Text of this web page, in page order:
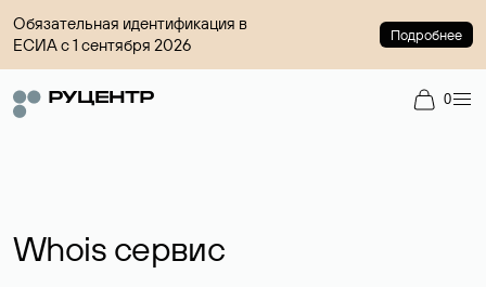
Обязательная идентификация в
ЕСИА с 1 сентября 2026
Подробнее
0
Whois сервис